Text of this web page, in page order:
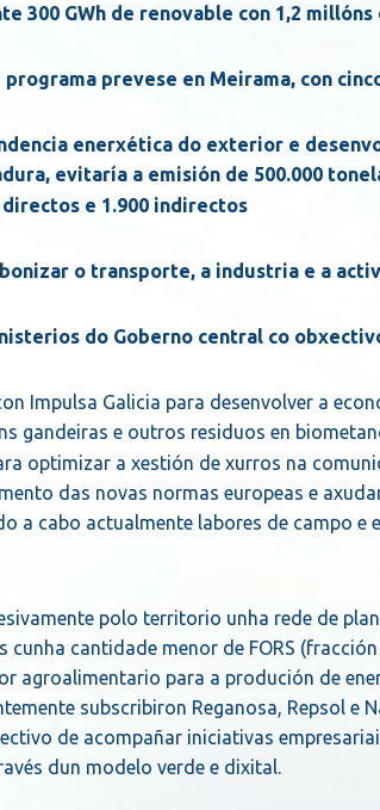
300 GWh de renovable con 1,2
prevese en Meirama, con
enerxética do exterior e
evitaría a emisión de 500.000
e 1.900 indirectos
o transporte, a industria e a
do Goberno central co
Impulsa Galicia para desenvolver a
gandeiras e outros residuos en
optimizar a xestión de xurros na
das novas normas europeas e
a cabo actualmente labores de campo e
polo territorio unha rede de
cantidade menor de FORS
agroalimentario para a produción de
subscribiron Reganosa, Repsol e
de acompañar iniciativas
dun modelo verde e dixital.